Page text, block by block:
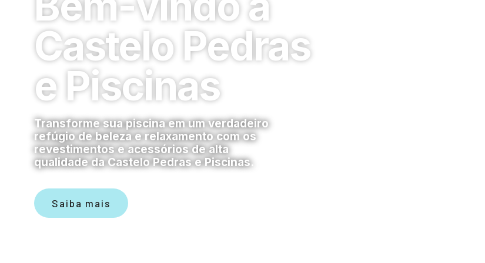
Castelo Pedras
e Piscinas
Transforme sua piscina em um verdadeiro
refúgio de beleza e relaxamento com os
revestimentos e acessórios de alta
qualidade da Castelo Pedras e Piscinas.
Saiba mais